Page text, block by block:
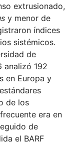
extrusionado,
y menor de
índices
sistémicos.
de
analizó 192
en Europa y
de los
era en
de
el BARF